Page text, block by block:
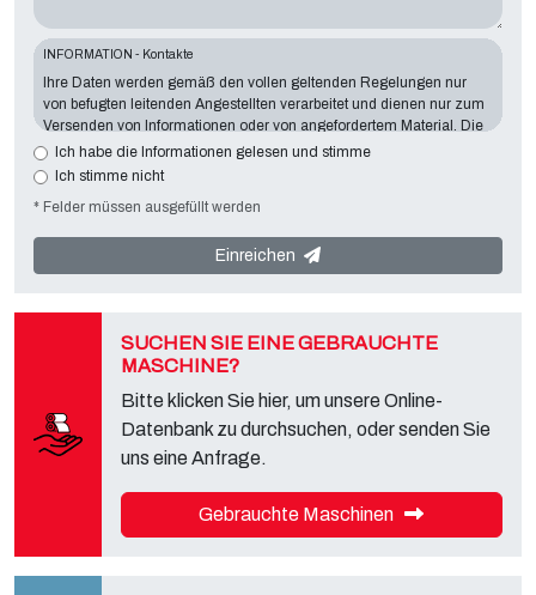
INFORMATION - Kontakte
Ihre Daten werden gemäß den vollen geltenden Regelungen nur
von befugten leitenden Angestellten verarbeitet und dienen nur zum
Versenden von Informationen oder von angefordertem Material. Die
Angabe von Daten ist für den dargelegten Zweck wesentlich wichtig.
Fehlende Daten machen es unmöglich, mit Ihnen Kontakt
Datenverarbeitung istTecno Converting 2000 S.r.l.
Via A. Dominutti, 6 37135 (VR) Italy. Ihre Daten werden nicht an
Dritte weitergegeben oder weitergegeben. Sie können sich an den
„Datenschutzdienst“ des Datenverantwortlichen wenden, um alle
Datenschutzseite dieser Website herunterladen.
Ich habe die Informationen gelesen und stimme
Ich stimme nicht
* Felder müssen ausgefüllt werden
Einreichen
SUCHEN SIE EINE GEBRAUCHTE
MASCHINE?
Bitte klicken Sie hier, um unsere Online-
Datenbank zu durchsuchen, oder senden Sie
uns eine Anfrage.
Gebrauchte Maschinen